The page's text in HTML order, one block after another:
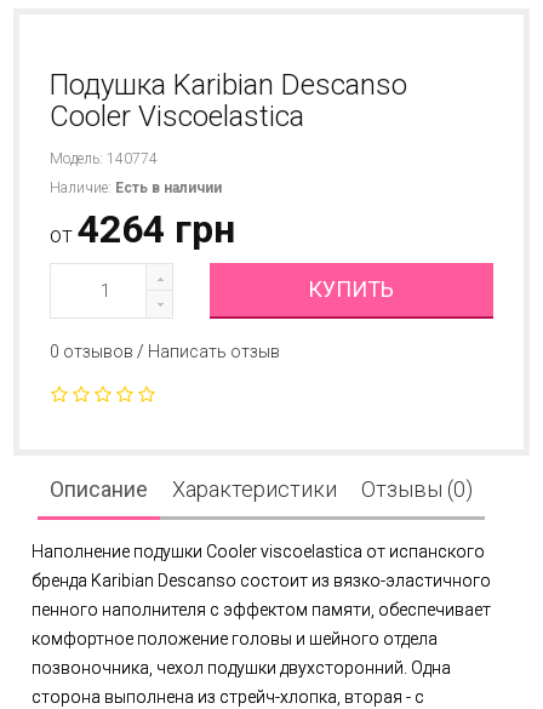
Подушка Karibian Descanso
Cooler Viscoelastica
Модель: 140774
Наличие: Есть в наличии
от4264 грн
КУПИТЬ
0 отзывов / Написать отзыв
Описание Характеристики Отзывы (0)
Наполнение подушки Cooler viscoelastica от испанского
бренда Karibian Descanso состоит из вязко-эластичного
пенного наполнителя с эффектом памяти, обеспечивает
комфортное положение головы и шейного отдела
позвоночника, чехол подушки двухсторонний. Одна
сторона выполнена из стрейч-хлопка, вторая - с